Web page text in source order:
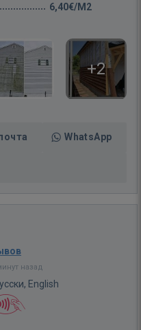
6,40€/M2
+2
WhatsApp
назад
English